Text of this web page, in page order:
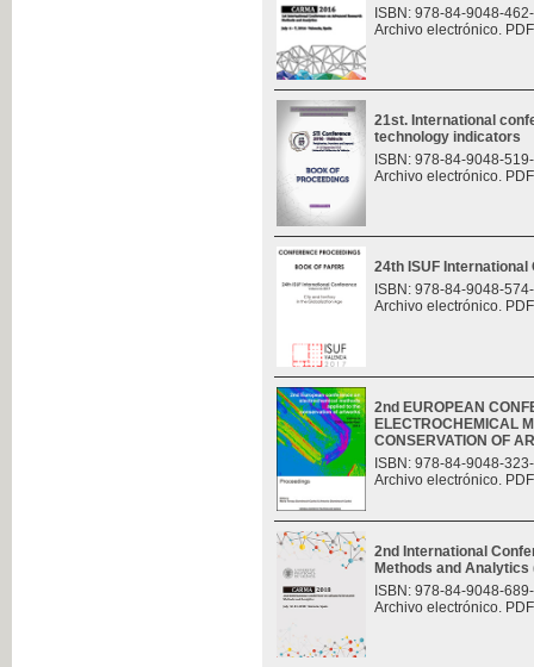
ISBN: 978-84-9048-
Archivo electrónico.
21st. International
technology indicators
ISBN: 978-84-9048-
Archivo electrónico.
24th ISUF
ISBN: 978-84-9048-
Archivo electrónico.
2nd EUROPEAN
ELECTROCHEMICAL
CONSERVATION OF
ISBN: 978-84-9048-
Archivo electrónico.
2nd International
Methods and Analytics
ISBN: 978-84-9048-
Archivo electrónico.